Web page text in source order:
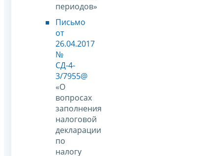
периодов»
Письмо
от
26.04.2017
№
СД-4-
3/7955@
«О
вопросах
заполнения
налоговой
декларации
по
налогу